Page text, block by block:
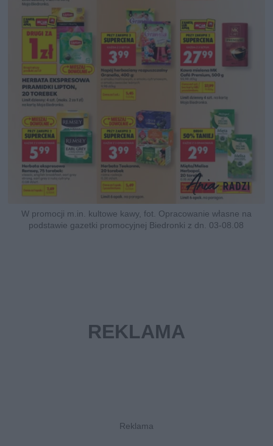
W promocji m.in. kultowe kawy, fot. Opracowanie własne na
podstawie gazetki promocyjnej Biedronki z dn. 03-08.08